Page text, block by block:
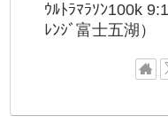
ｳﾙﾄﾗﾏﾗｿﾝ100k
ﾚﾝｼﾞ富士五湖）